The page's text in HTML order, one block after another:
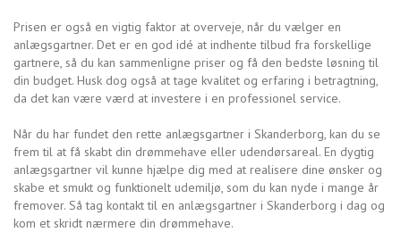
Prisen er også en vigtig faktor at overveje, når du vælger en
anlægsgartner. Det er en god idé at indhente tilbud fra forskellige
gartnere, så du kan sammenligne priser og få den bedste løsning til
din budget. Husk dog også at tage kvalitet og erfaring i betragtning,
da det kan være værd at investere i en professionel service.
Når du har fundet den rette anlægsgartner i Skanderborg, kan du se
frem til at få skabt din drømmehave eller udendørsareal. En dygtig
anlægsgartner vil kunne hjælpe dig med at realisere dine ønsker og
skabe et smukt og funktionelt udemiljø, som du kan nyde i mange år
fremover. Så tag kontakt til en anlægsgartner i Skanderborg i dag og
kom et skridt nærmere din drømmehave.